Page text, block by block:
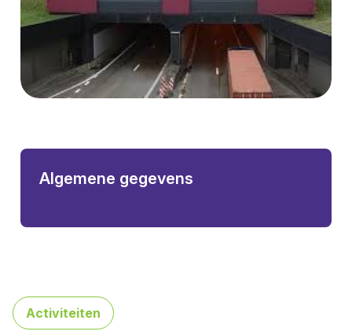
Algemene gegevens
Activiteiten